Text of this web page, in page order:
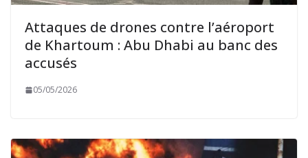
Attaques de drones contre l’aéroport
de Khartoum : Abu Dhabi au banc des
accusés
05/05/2026